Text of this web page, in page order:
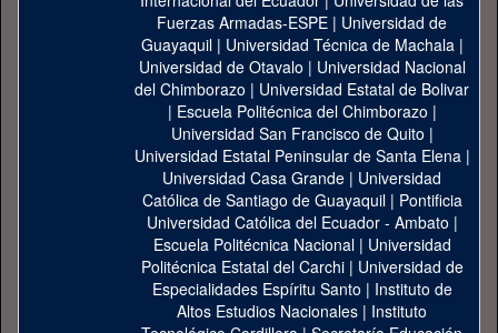
Fuerzas Armadas-ESPE | Universidad de
Guayaquil| Universidad Técnica de Machala|
Universidad de Otavalo | Universidad Nacional
del Chimborazo | Universidad Estatal de Bolivar
| Escuela Politécnica del Chimborazo |
Universidad San Francisco de Quito |
Universidad Estatal Peninsular de Santa Elena|
Universidad Casa Grande | Universidad
Católica de Santiago de Guayaquil| Pontificia
Universidad Católica del Ecuador - Ambato |
Escuela Politécnica Nacional| Universidad
Politécnica Estatal del Carchi| Universidad de
Especialidades Espíritu Santo | Instituto de
Altos Estudios Nacionales | Instituto